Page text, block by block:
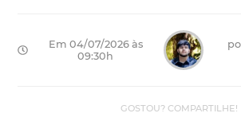
Em 04/07/2026 às
09:30h